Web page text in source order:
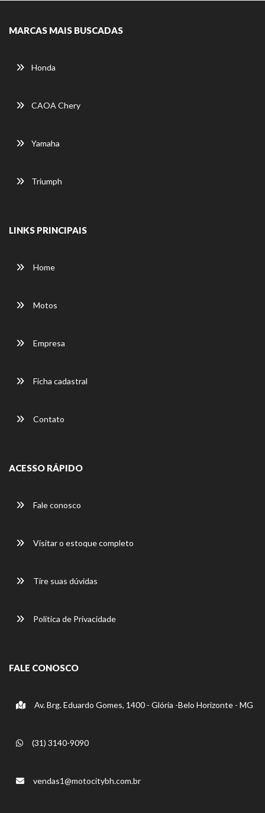
MARCAS MAIS BUSCADAS
Honda
CAOA Chery
Yamaha
Triumph
LINKS PRINCIPAIS
Home
Motos
Empresa
Ficha cadastral
Contato
ACESSO RÁPIDO
Fale conosco
Visitar o estoque completo
Tire suas dúvidas
Política de Privacidade
FALE CONOSCO
Av. Brg. Eduardo Gomes, 1400 - Glória -Belo Horizonte - MG
(31) 3140-9090
vendas1@motocitybh.com.br